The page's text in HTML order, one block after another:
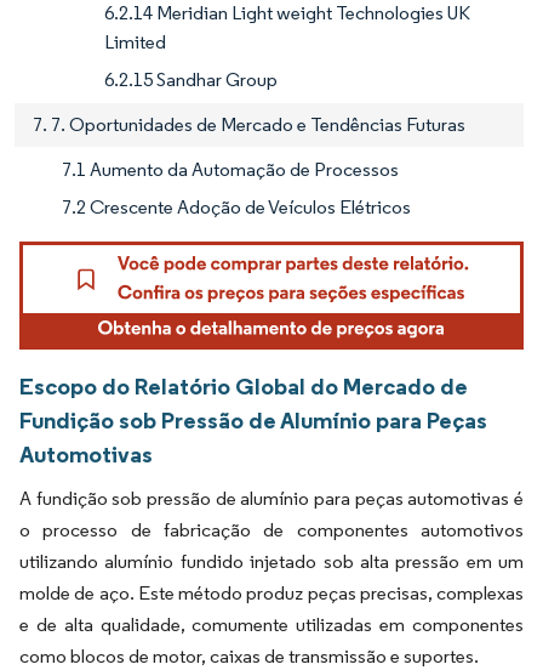
6.2.14 Meridian Light weight Technologies UK
Limited
6.2.15 Sandhar Group
7. 7. Oportunidades de Mercado e Tendências Futuras
7.1 Aumento da Automação de Processos
7.2 Crescente Adoção de Veículos Elétricos
Escopo do Relatório Global do Mercado de
Fundição sob Pressão de Alumínio para Peças
Automotivas
A fundição sob pressão de alumínio para peças automotivas é
o processo de fabricação de componentes automotivos
utilizando alumínio fundido injetado sob alta pressão em um
molde de aço. Este método produz peças precisas, complexas
e de alta qualidade, comumente utilizadas em componentes
como blocos de motor, caixas de transmissão e suportes.